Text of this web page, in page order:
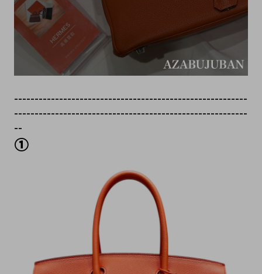
---------------------------------------------------------
---------------------------------------------------------
--
①